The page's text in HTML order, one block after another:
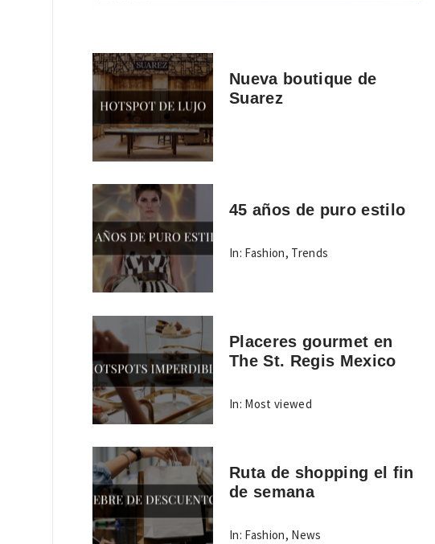
Nueva boutique de
Suarez
45 años de puro estilo
In: Fashion, Trends
Placeres gourmet en
The St. Regis Mexico
In: Most viewed
Ruta de shopping el fin
de semana
In: Fashion, News